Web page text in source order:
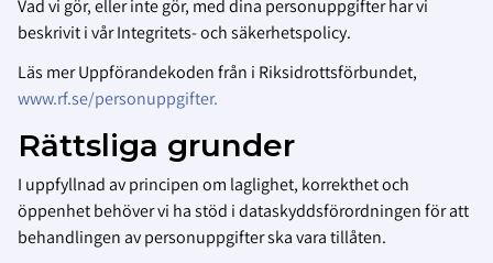
Vad vi gör, eller inte gör, med dina personuppgifter har vi
beskrivit i vår Integritets- och säkerhetspolicy.
Läs mer Uppförandekoden från i Riksidrottsförbundet,
www.rf.se/personuppgifter.
Rättsliga grunder
I uppfyllnad av principen om laglighet, korrekthet och
öppenhet behöver vi ha stöd i dataskyddsförordningen för att
behandlingen av personuppgifter ska vara tillåten.